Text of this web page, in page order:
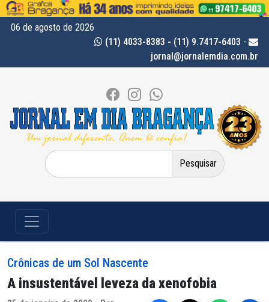
06 de agosto de 2026
(11) 4033-8383 - (11) 9.7417-6403 -
jornal@jornalemdia.com.br
Pesquisar
por:
Crônicas de um Sol Nascente
A insustentável leveza da xenofobia